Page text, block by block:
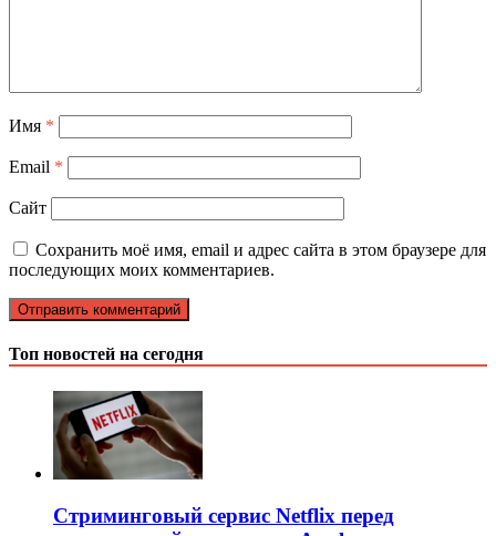
Имя *
Email *
Сайт
Сохранить моё имя, email и адрес сайта в этом браузере для
последующих моих комментариев.
Топ новостей на сегодня
Стриминговый сервис Netflix перед